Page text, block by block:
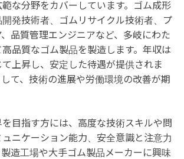
な分野をカバーしています。ゴム成形
発技術者、ゴムリサイクル技術者、プ
品質管理エンジニアなど、多岐にわた
品質なゴム製品を製造します。年収は
上昇し、安定した待遇が提供されま
て、技術の進展や労働環境の改善が期
目指す方には、高度な技術スキルや問
ニケーション能力、安全意識と注意力
造工場や大手ゴム製品メーカーに興味